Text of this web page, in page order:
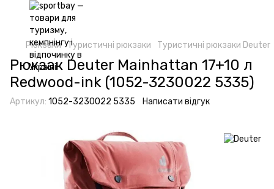
Рюкзаки Туристичні рюкзаки Туристичні рюкзаки Deuter
Рюкзак Deuter Mainhattan 17+10 л
Redwood-ink (1052-3230022 5335)
Артикул: 1052-3230022 5335 Написати відгук